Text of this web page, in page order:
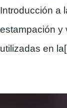
Introducción a
estampación y
utilizadas en